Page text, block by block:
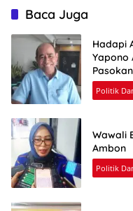
Baca Juga
Hadapi
Yapono
Politik
Wawali
Ambon
Politik